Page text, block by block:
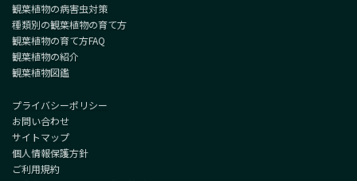
観葉植物の病害虫対策
種類別の観葉植物の育て方
観葉植物の育て方FAQ
観葉植物の紹介
観葉植物図鑑
プライバシーポリシー
お問い合わせ
サイトマップ
個人情報保護方針
ご利用規約